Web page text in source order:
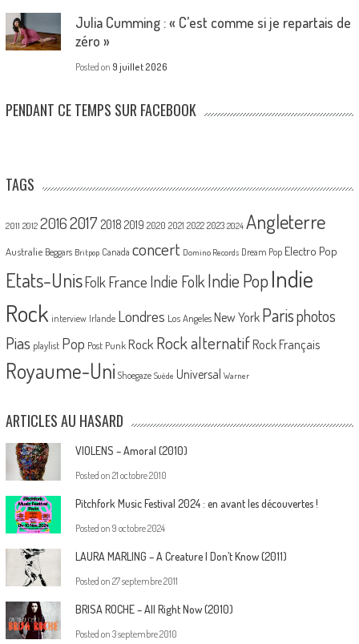
Julia Cumming : « C’est comme si je repartais de
zéro »
Posted on 9 juillet 2026
PENDANT CE TEMPS SUR FACEBOOK
TAGS
2011 2012 20162017 2018 2019 2020 2021 2022 2023 2024 Angleterre
Australie Beggars Britpop Canada concert Domino Records Dream Pop Electro Pop
Etats-UnisFolk France Indie FolkIndie PopIndie
Rock interview Irlande Londres Los Angeles New York Parisphotos
Pias playlist Pop Post Punk Rock Rock alternatif Rock Français
Royaume-Uni Shoegaze Suède Universal Warner
ARTICLES AU HASARD
VIOLENS – Amoral (2010)
Posted on 21 octobre 2010
Pitchfork Music Festival 2024 : en avant les découvertes !
Posted on 9 octobre 2024
LAURA MARLING – A Creature I Don’t Know (2011)
Posted on 27 septembre 2011
BRISA ROCHE – All Right Now (2010)
Posted on 3 septembre 2010